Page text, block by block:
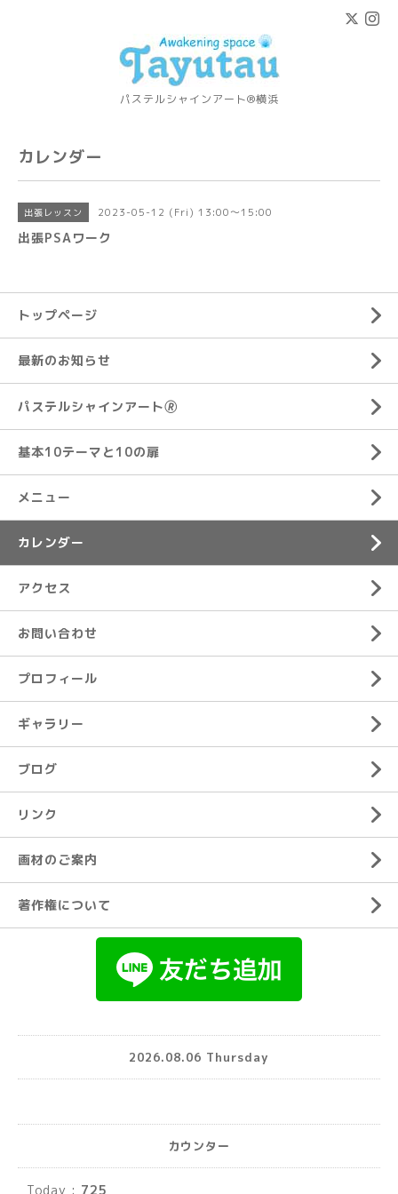
パステルシャインアート®横浜
カレンダー
出張レッスン 2023-05-12 (Fri) 13:00～15:00
出張PSAワーク
トップページ
最新のお知らせ
パステルシャインアート🄬
基本10テーマと10の扉
メニュー
カレンダー
アクセス
お問い合わせ
プロフィール
ギャラリー
ブログ
リンク
画材のご案内
著作権について
2026.08.06 Thursday
カウンター
Today : 725